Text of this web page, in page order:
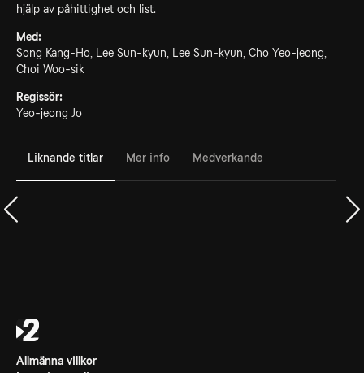
hjälp av påhittighet och list.
Med:
Song Kang-Ho, Lee Sun-kyun, Lee Sun-kyun, Cho Yeo-jeong,
Choi Woo-sik
Regissör:
Yeo-jeong Jo
Liknande titlar Mer info Medverkande
Allmänna villkor